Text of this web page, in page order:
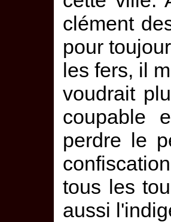
clément
pour
les fers, il
voudrait
coupable
perdre le
tous les
aussi